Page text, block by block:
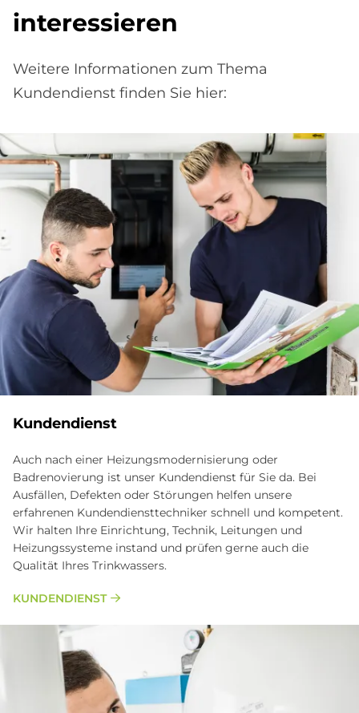
interessieren
Weitere Informationen zum Thema
Kundendienst finden Sie hier:
Kundendienst
Auch nach einer Heizungsmodernisierung oder
Badrenovierung ist unser Kundendienst für Sie da. Bei
Ausfällen, Defekten oder Störungen helfen unsere
erfahrenen Kundendiensttechniker schnell und kompetent.
Wir halten Ihre Einrichtung, Technik, Leitungen und
Heizungssysteme instand und prüfen gerne auch die
Qualität Ihres Trinkwassers.
KUNDENDIENST